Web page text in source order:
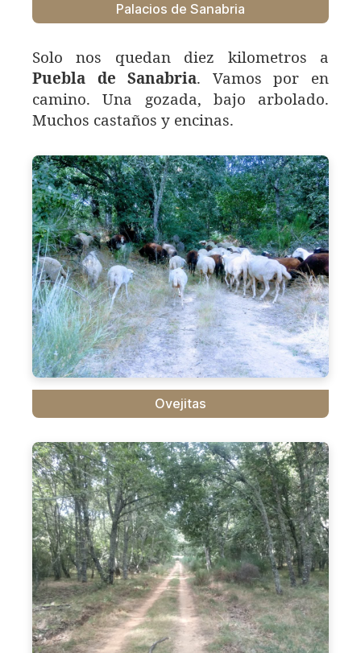
Palacios de Sanabria
Solo nos quedan diez kilometros a
Puebla de Sanabria. Vamos por en
camino. Una gozada, bajo arbolado.
Muchos castaños y encinas.
Ovejitas